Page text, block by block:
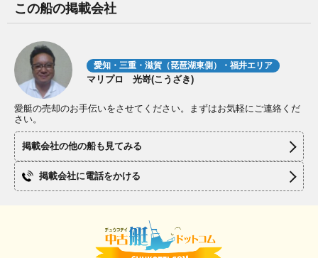
この船の掲載会社
愛知・三重・滋賀（琵琶湖東側）・福井エリア
マリプロ 光嵜(こうざき)
愛艇の売却のお手伝いをさせてください。まずはお気軽にご連絡くだ
さい。
掲載会社の他の船も見てみる
掲載会社に電話をかける